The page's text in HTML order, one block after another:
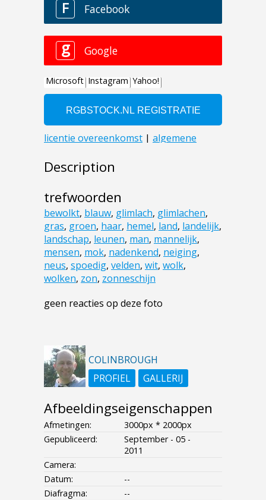
Description
trefwoorden
bewolkt, blauw, glimlach, glimlachen,
gras, groen, haar, hemel, land, landelijk,
landschap, leunen, man, mannelijk,
mensen, mok, nadenkend, neiging,
neus, spoedig, velden, wit, wolk,
wolken, zon, zonneschijn
geen reacties op deze foto
COLINBROUGH
PROFIEL
GALLERIJ
Afbeeldingseigenschappen
Afmetingen:
3000px * 2000px
Gepubliceerd:
September - 05 -
2011
Camera:
Datum:
--
Diafragma:
--